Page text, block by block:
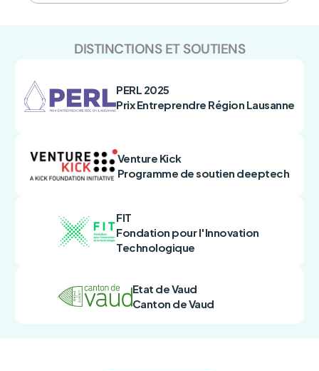
DISTINCTIONS ET SOUTIENS
PERL 2025
Prix Entreprendre Région Lausanne
Venture Kick
Programme de soutien deeptech
FIT
Fondation pour l'Innovation
Technologique
Etat de Vaud
Canton de Vaud